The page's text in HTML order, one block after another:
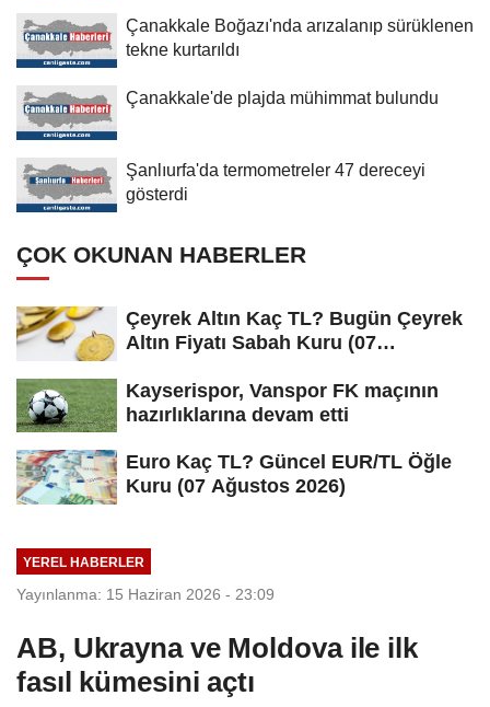
Çanakkale Boğazı'nda arızalanıp sürüklenen
tekne kurtarıldı
Çanakkale'de plajda mühimmat bulundu
Şanlıurfa'da termometreler 47 dereceyi
gösterdi
ÇOK OKUNAN HABERLER
Çeyrek Altın Kaç TL? Bugün Çeyrek
Altın Fiyatı Sabah Kuru (07
Kayserispor, Vanspor FK maçının
hazırlıklarına devam etti
Euro Kaç TL? Güncel EUR/TL Öğle
Kuru (07 Ağustos 2026)
YEREL HABERLER
Yayınlanma: 15 Haziran 2026 - 23:09
AB, Ukrayna ve Moldova ile ilk
fasıl kümesini açtı